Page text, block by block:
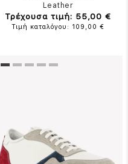
Leather
Τρέχουσα τιμή: 55,00 €
Τιμή καταλόγου: 109,00 €